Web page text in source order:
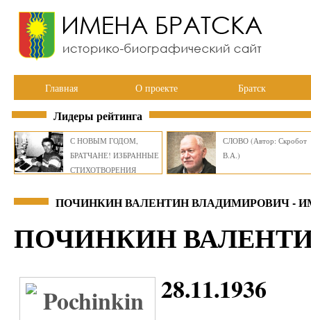
Главная О проекте Братск
Лидеры рейтинга
С НОВЫМ ГОДОМ,
БРАТЧАНЕ! ИЗБРАННЫЕ
СТИХОТВОРЕНИЯ
СЛОВО (Автор: Скробот
В.А.)
ПОЧИНКИН ВАЛЕНТИН ВЛАДИМИРОВИЧ -
ПОЧИНКИН
28.11.1936